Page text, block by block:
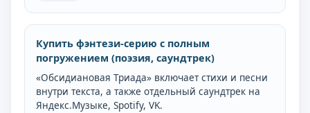
Купить фэнтези-серию с полным
погружением (поэзия, саундтрек)
«Обсидиановая Триада» включает стихи и песни
внутри текста, а также отдельный саундтрек на
Яндекс.Музыке, Spotify, VK.